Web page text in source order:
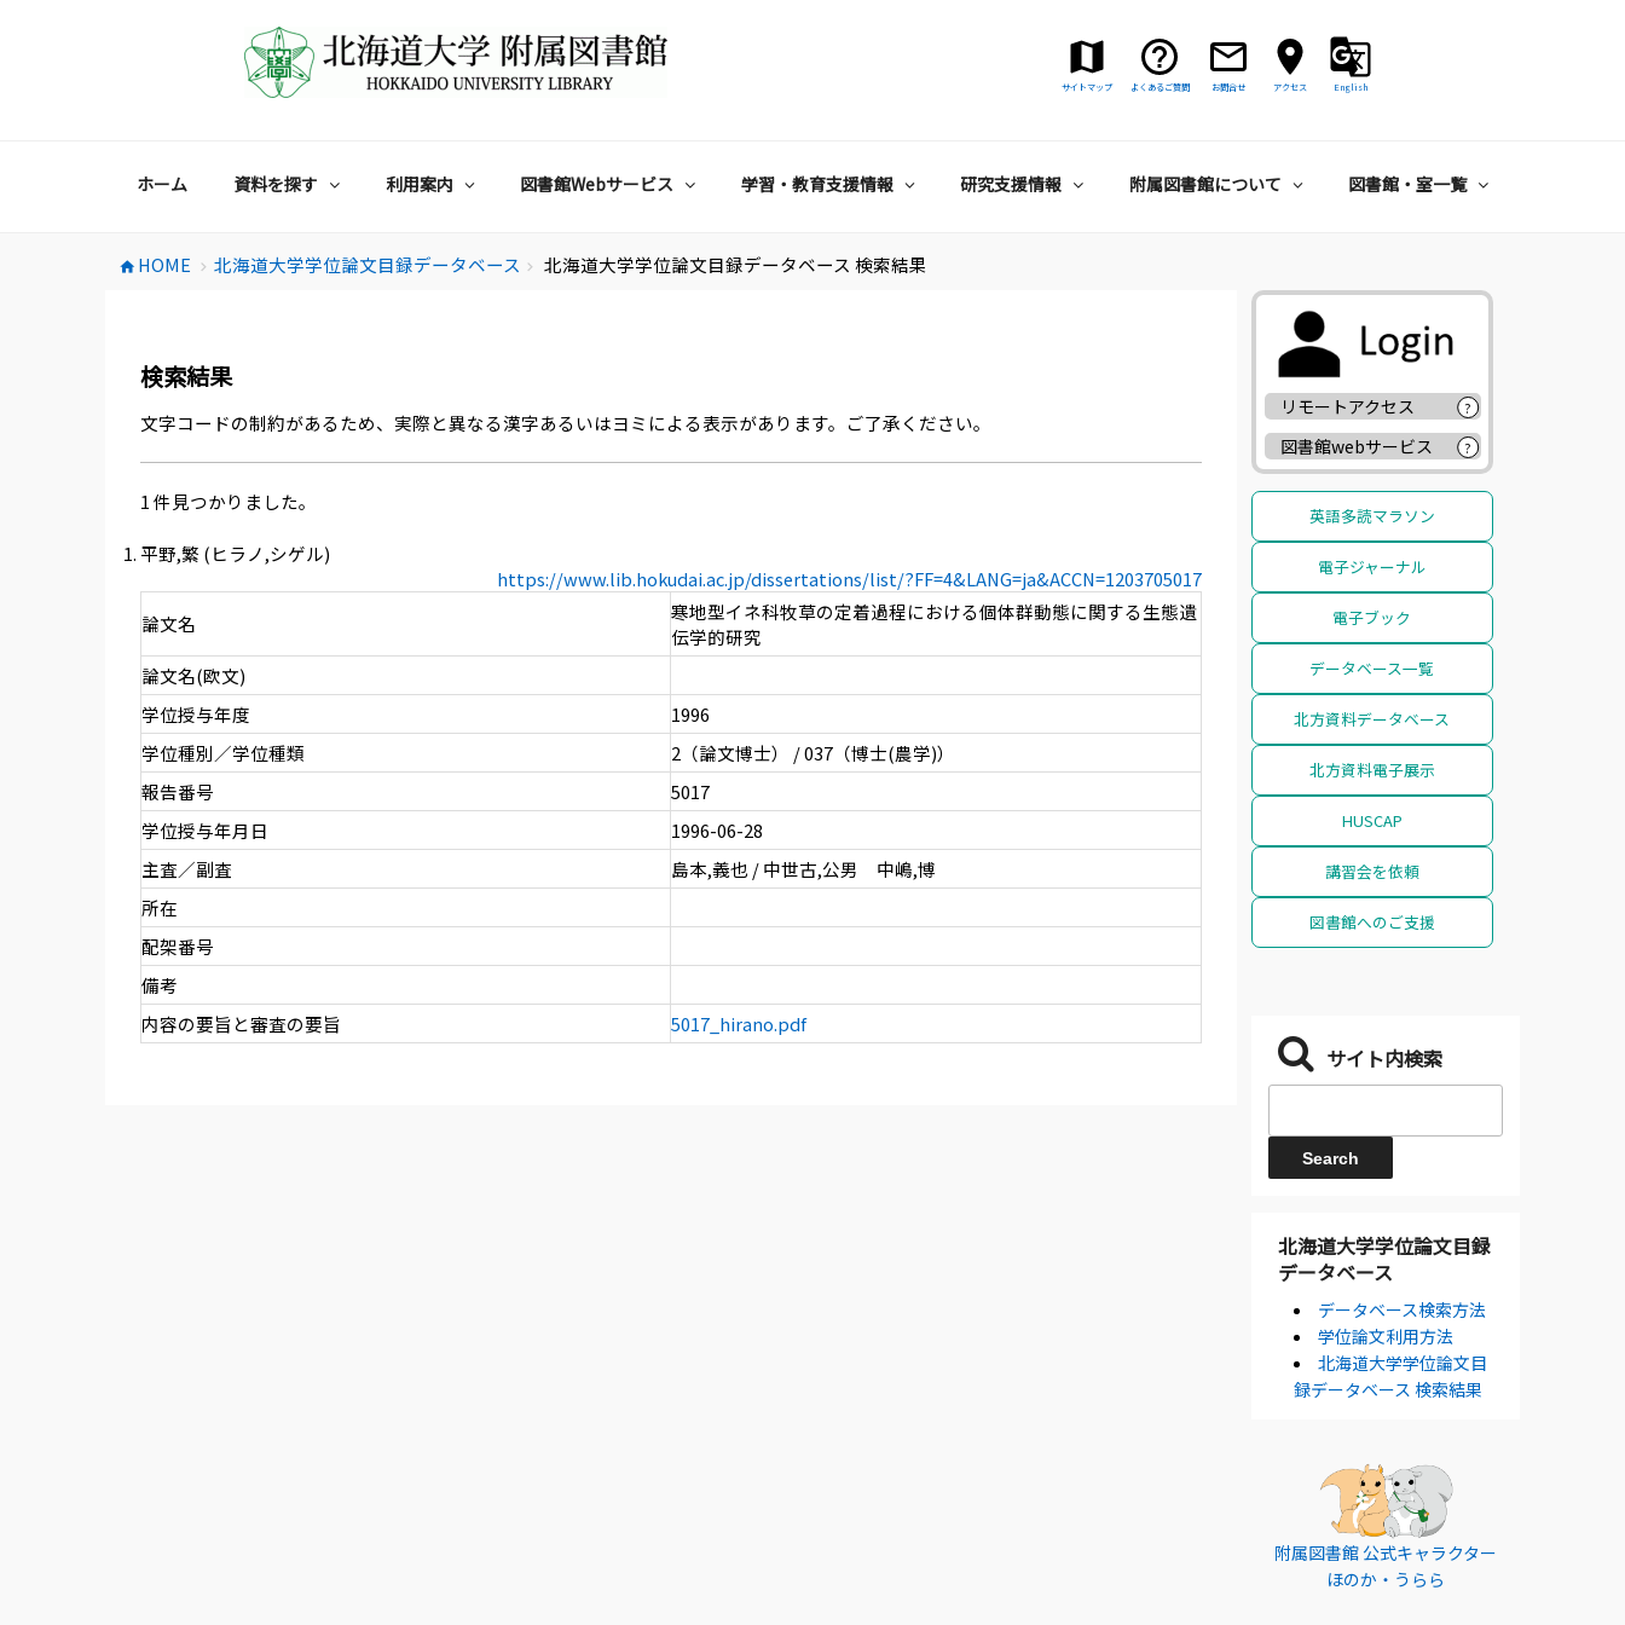
サイトマップ よくあるご質問 お問合せ アクセス English
ホーム 資料を探す 利用案内 図書館Webサービス 学習・教育支援情報 研究支援情報 附属図書館について 図書館・室一覧
home HOME chevron_right 北海道大学学位論文目録データベース chevron_right 北海道大学学位論文目録データベース 検索結果
検索結果
文字コードの制約があるため、実際と異なる漢字あるいはヨミによる表示があります。ご了承ください。
1 件見つかりました。
平野,繁 (ヒラノ,シゲル)
https://www.lib.hokudai.ac.jp/dissertations/list/?FF=4&LANG=ja&ACCN=1203705017
論文名
寒地型イネ科牧草の定着過程における個体群動態に関する生態遺
伝学的研究
論文名(欧文)
学位授与年度
1996
学位種別／学位種類
2（論文博士） / 037（博士(農学)）
報告番号
5017
学位授与年月日
1996-06-28
主査／副査
島本,義也 / 中世古,公男 中嶋,博
所在
配架番号
備考
内容の要旨と審査の要旨
5017_hirano.pdf
リモートアクセス ?
図書館webサービス ?
英語多読マラソン
電子ジャーナル
電子ブック
データベース一覧
北方資料データベース
北方資料電子展示
HUSCAP
講習会を依頼
図書館へのご支援
サイト内検索
北海道大学学位論文目録
データベース
データベース検索方法
学位論文利用方法
北海道大学学位論文目
録データベース 検索結果
附属図書館 公式キャラクター
ほのか・うらら